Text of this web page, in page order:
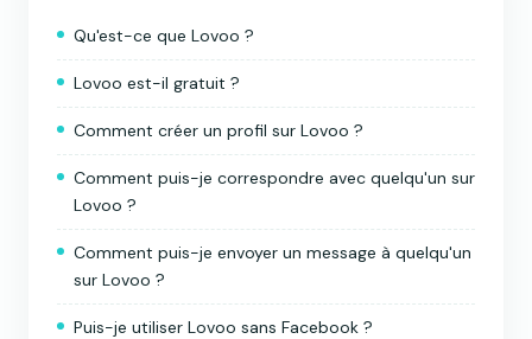
Qu'est-ce que Lovoo ?
Lovoo est-il gratuit ?
Comment créer un profil sur Lovoo ?
Comment puis-je correspondre avec quelqu'un sur
Lovoo ?
Comment puis-je envoyer un message à quelqu'un
sur Lovoo ?
Puis-je utiliser Lovoo sans Facebook ?